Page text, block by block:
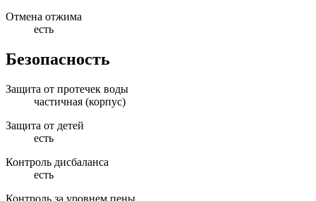
Отмена отжима
есть
Безопасность
Защита от протечек воды
частичная (корпус)
Защита от детей
есть
Контроль дисбаланса
есть
Контроль за уровнем пены